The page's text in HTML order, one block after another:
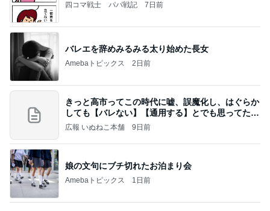
四コマ戦士 パパ戦記 7日前
バレエを辞めみるみる太り始めた長女
Amebaトピックス 2日前
きっと高市ってこの時代に嘘、誤魔化し、はぐらか
しても【バレない】【通用する】とでも思ってたん
だろ
広報 いぬねこ本舗 9日前
娘の文句にブチ切れたお泊まり会
Amebaトピックス 1日前